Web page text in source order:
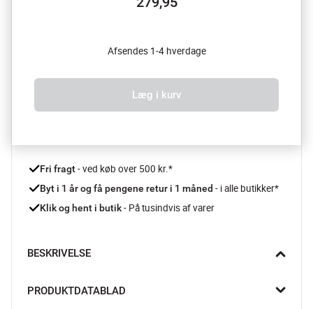
Afsendes 1-4 hverdage
Læg i kurv
Fri fragt - ved køb over 500 kr.*
Byt i 1 år og få pengene retur i 1 måned - i alle butikker*
Klik og hent i butik - På tusindvis af varer
BESKRIVELSE
sine bølgede former og smukke struktur.
PRODUKTDATABLAD